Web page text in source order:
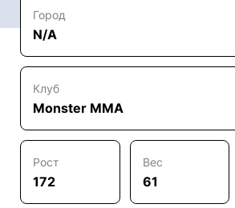
Город
N/A
Клуб
Monster MMA
Рост
172
Вес
61